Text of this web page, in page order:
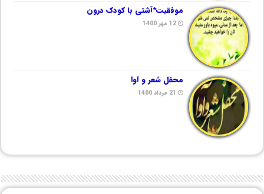
موفقیت*آشتی با کودک درون
12 مهر 1400
محفل شعر و آوا
21 مرداد 1400